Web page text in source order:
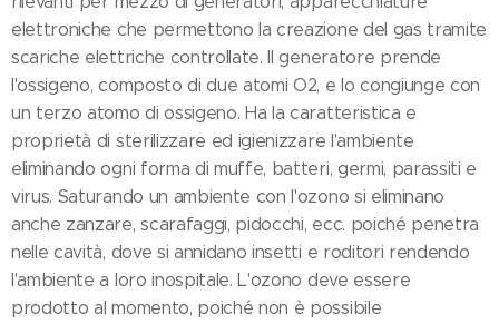
elettroniche che permettono la creazione del gas tramite
scariche elettriche controllate. Il generatore prende
l'ossigeno, composto di due atomi O2, e lo congiunge con
un terzo atomo di ossigeno. Ha la caratteristica e
proprietà di sterilizzare ed igienizzare l'ambiente
eliminando ogni forma di muffe, batteri, germi, parassiti e
virus. Saturando un ambiente con l'ozono si eliminano
anche zanzare, scarafaggi, pidocchi, ecc. poiché penetra
nelle cavità, dove si annidano insetti e roditori rendendo
l'ambiente a loro inospitale. L'ozono deve essere
prodotto al momento, poiché non è possibile